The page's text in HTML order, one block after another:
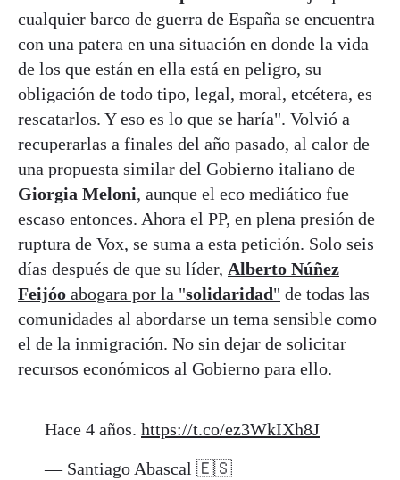
cualquier barco de guerra de España se encuentra
con una patera en una situación en donde la vida
de los que están en ella está en peligro, su
obligación de todo tipo, legal, moral, etcétera, es
rescatarlos. Y eso es lo que se haría". Volvió a
recuperarlas a finales del año pasado, al calor de
una propuesta similar del Gobierno italiano de
Giorgia Meloni, aunque el eco mediático fue
escaso entonces. Ahora el PP, en plena presión de
ruptura de Vox, se suma a esta petición. Solo seis
días después de que su líder, Alberto Núñez
Feijóo abogara por la "solidaridad" de todas las
comunidades al abordarse un tema sensible como
el de la inmigración. No sin dejar de solicitar
recursos económicos al Gobierno para ello.
Hace 4 años. https://t.co/ez3WkIXh8J
— Santiago Abascal 🇪🇸